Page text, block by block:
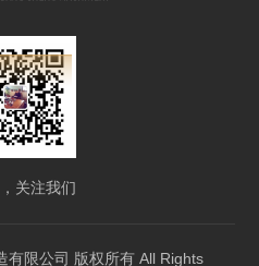
关注我们
限公司 版权所有 All Rights